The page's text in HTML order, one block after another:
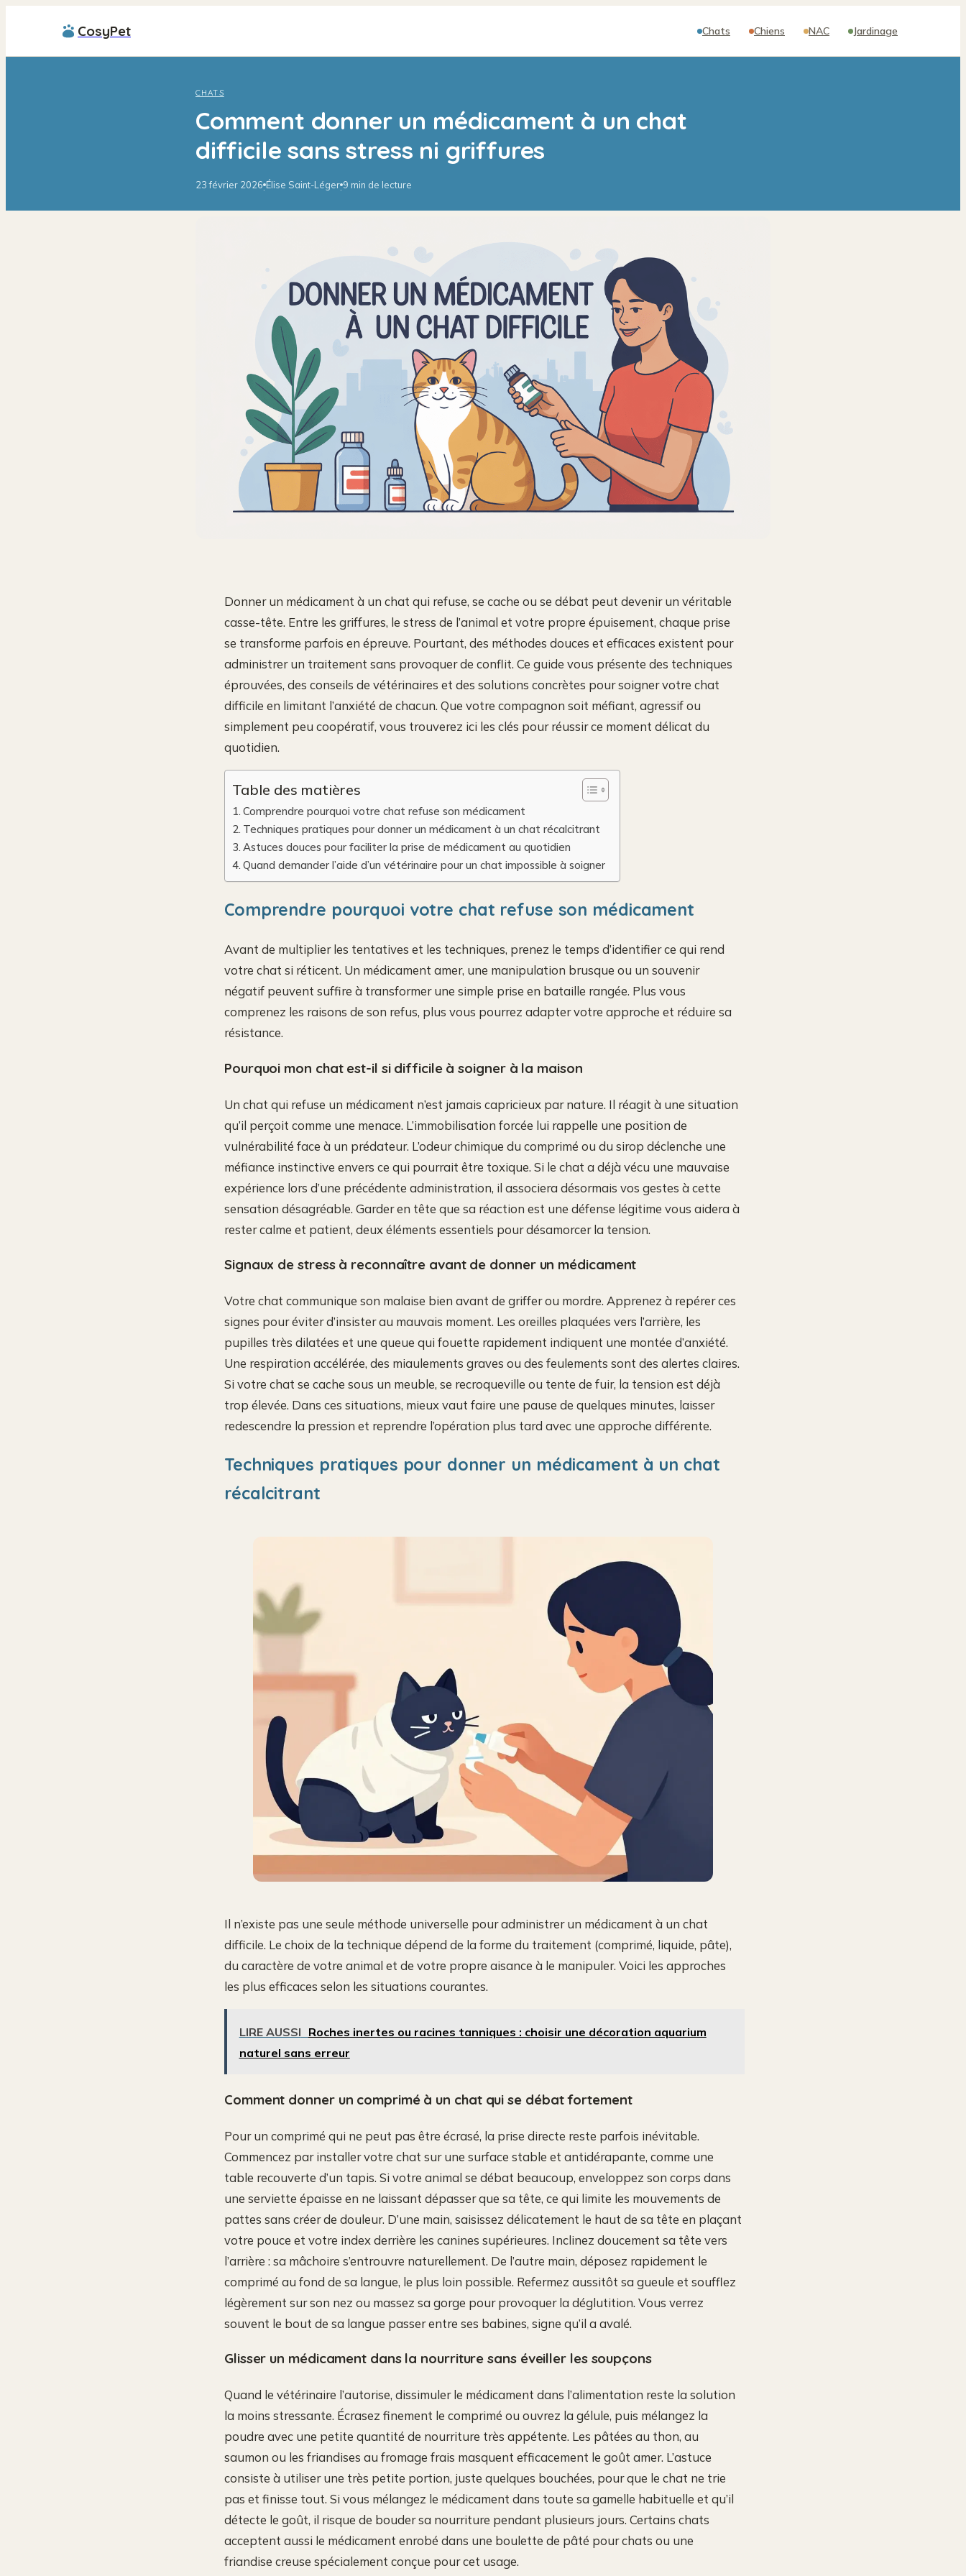
CosyPet Chats Chiens NAC Jardinage
CHATS
Comment donner un médicament à un chat
difficile sans stress ni griffures
23 février 2026·Élise Saint-Léger·9 min de lecture
Donner un médicament à un chat qui refuse, se cache ou se débat peut devenir un véritable
casse-tête. Entre les griffures, le stress de l’animal et votre propre épuisement, chaque prise
se transforme parfois en épreuve. Pourtant, des méthodes douces et efficaces existent pour
administrer un traitement sans provoquer de conflit. Ce guide vous présente des techniques
éprouvées, des conseils de vétérinaires et des solutions concrètes pour soigner votre chat
difficile en limitant l’anxiété de chacun. Que votre compagnon soit méfiant, agressif ou
simplement peu coopératif, vous trouverez ici les clés pour réussir ce moment délicat du
quotidien.
Table des matières
Comprendre pourquoi votre chat refuse son médicament
Techniques pratiques pour donner un médicament à un chat récalcitrant
Astuces douces pour faciliter la prise de médicament au quotidien
Quand demander l’aide d’un vétérinaire pour un chat impossible à soigner
Comprendre pourquoi votre chat refuse son médicament
Avant de multiplier les tentatives et les techniques, prenez le temps d’identifier ce qui rend
votre chat si réticent. Un médicament amer, une manipulation brusque ou un souvenir
négatif peuvent suffire à transformer une simple prise en bataille rangée. Plus vous
comprenez les raisons de son refus, plus vous pourrez adapter votre approche et réduire sa
résistance.
Pourquoi mon chat est-il si difficile à soigner à la maison
Un chat qui refuse un médicament n’est jamais capricieux par nature. Il réagit à une situation
qu’il perçoit comme une menace. L’immobilisation forcée lui rappelle une position de
vulnérabilité face à un prédateur. L’odeur chimique du comprimé ou du sirop déclenche une
méfiance instinctive envers ce qui pourrait être toxique. Si le chat a déjà vécu une mauvaise
expérience lors d’une précédente administration, il associera désormais vos gestes à cette
sensation désagréable. Garder en tête que sa réaction est une défense légitime vous aidera à
rester calme et patient, deux éléments essentiels pour désamorcer la tension.
Signaux de stress à reconnaître avant de donner un médicament
Votre chat communique son malaise bien avant de griffer ou mordre. Apprenez à repérer ces
signes pour éviter d’insister au mauvais moment. Les oreilles plaquées vers l’arrière, les
pupilles très dilatées et une queue qui fouette rapidement indiquent une montée d’anxiété.
Une respiration accélérée, des miaulements graves ou des feulements sont des alertes claires.
Si votre chat se cache sous un meuble, se recroqueville ou tente de fuir, la tension est déjà
trop élevée. Dans ces situations, mieux vaut faire une pause de quelques minutes, laisser
redescendre la pression et reprendre l’opération plus tard avec une approche différente.
Techniques pratiques pour donner un médicament à un chat
récalcitrant
Il n’existe pas une seule méthode universelle pour administrer un médicament à un chat
difficile. Le choix de la technique dépend de la forme du traitement (comprimé, liquide, pâte),
du caractère de votre animal et de votre propre aisance à le manipuler. Voici les approches
les plus efficaces selon les situations courantes.
LIRE AUSSI Roches inertes ou racines tanniques : choisir une décoration aquarium
naturel sans erreur
Comment donner un comprimé à un chat qui se débat fortement
Pour un comprimé qui ne peut pas être écrasé, la prise directe reste parfois inévitable.
Commencez par installer votre chat sur une surface stable et antidérapante, comme une
table recouverte d’un tapis. Si votre animal se débat beaucoup, enveloppez son corps dans
une serviette épaisse en ne laissant dépasser que sa tête, ce qui limite les mouvements de
pattes sans créer de douleur. D’une main, saisissez délicatement le haut de sa tête en plaçant
votre pouce et votre index derrière les canines supérieures. Inclinez doucement sa tête vers
l’arrière : sa mâchoire s’entrouvre naturellement. De l’autre main, déposez rapidement le
comprimé au fond de sa langue, le plus loin possible. Refermez aussitôt sa gueule et soufflez
légèrement sur son nez ou massez sa gorge pour provoquer la déglutition. Vous verrez
souvent le bout de sa langue passer entre ses babines, signe qu’il a avalé.
Glisser un médicament dans la nourriture sans éveiller les soupçons
Quand le vétérinaire l’autorise, dissimuler le médicament dans l’alimentation reste la solution
la moins stressante. Écrasez finement le comprimé ou ouvrez la gélule, puis mélangez la
poudre avec une petite quantité de nourriture très appétente. Les pâtées au thon, au
saumon ou les friandises au fromage frais masquent efficacement le goût amer. L’astuce
consiste à utiliser une très petite portion, juste quelques bouchées, pour que le chat ne trie
pas et finisse tout. Si vous mélangez le médicament dans toute sa gamelle habituelle et qu’il
détecte le goût, il risque de bouder sa nourriture pendant plusieurs jours. Certains chats
acceptent aussi le médicament enrobé dans une boulette de pâté pour chats ou une
friandise creuse spécialement conçue pour cet usage.